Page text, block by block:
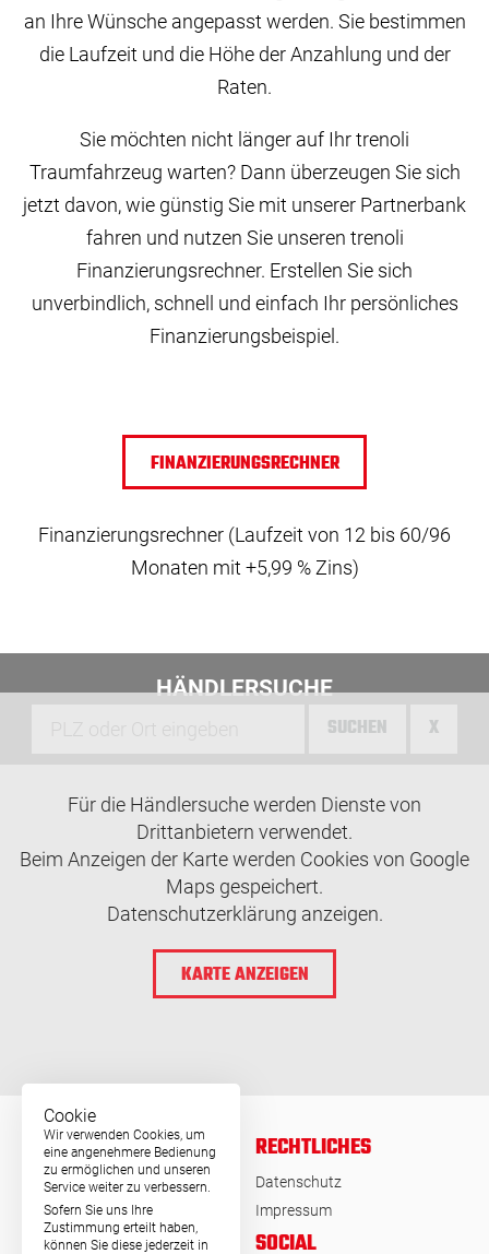
an Ihre Wünsche angepasst werden. Sie bestimmen
die Laufzeit und die Höhe der Anzahlung und der
Raten.
Sie möchten nicht länger auf Ihr trenoli
Traumfahrzeug warten? Dann überzeugen Sie sich
jetzt davon, wie günstig Sie mit unserer Partnerbank
fahren und nutzen Sie unseren trenoli
Finanzierungsrechner. Erstellen Sie sich
unverbindlich, schnell und einfach Ihr persönliches
Finanzierungsbeispiel.
FINANZIERUNGSRECHNER
Finanzierungsrechner (Laufzeit von 12 bis 60/96
Monaten mit +5,99 % Zins)
HÄNDLERSUCHE
SUCHEN X
Für die Händlersuche werden Dienste von
Drittanbietern verwendet.
Beim Anzeigen der Karte werden Cookies von Google
Maps gespeichert.
Datenschutzerklärung anzeigen.
KARTE ANZEIGEN
© MSA Germany 2026
RECHTLICHES
Datenschutz
Impressum
KONTAKT SOCIAL
Cookie
Wir verwenden Cookies, um
eine angenehmere Bedienung
zu ermöglichen und unseren
Service weiter zu verbessern.
Sofern Sie uns Ihre
Zustimmung erteilt haben,
können Sie diese jederzeit in